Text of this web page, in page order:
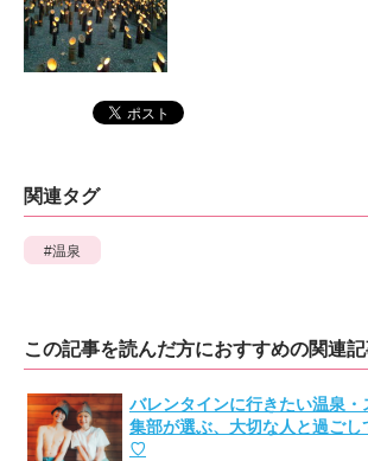
関連タグ
温泉
この記事を読んだ方におすすめの関連
バレンタインに行きたい温泉
集部が選ぶ、大切な人と過ごし
♡